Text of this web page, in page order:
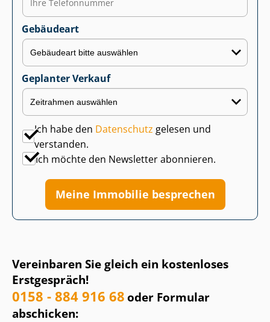
Vereinbaren Sie gleich ein kostenloses
Erstgespräch!
0158 - 884 916 68oder Formular
abschicken:
Gebäudeart
Geplanter Verkauf
Ich habe den Datenschutz gelesen und
verstanden.
Ich möchte den Newsletter abonnieren.
Meine Immobilie besprechen